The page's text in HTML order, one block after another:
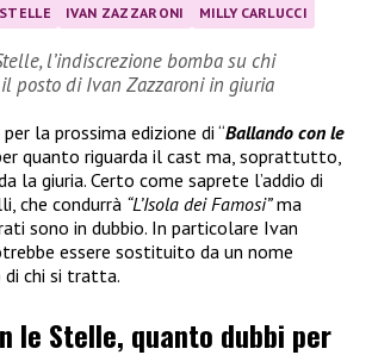
IVAN ZAZZARONI MILLY CARLUCCI
l’indiscrezione bomba su chi
posto di Ivan Zazzaroni in giuria
la prossima edizione di “Ballando con le
quanto riguarda il cast ma, soprattutto,
la giuria. Certo come saprete l’addio di
che condurrà “L’Isola dei Famosi”ma
sono in dubbio. In particolare Ivan
essere sostituito da un nome
di chi si tratta.
le Stelle, quanto dubbi per